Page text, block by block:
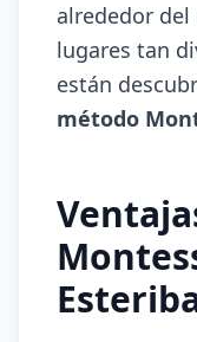
alrededor
lugares tan
están
método